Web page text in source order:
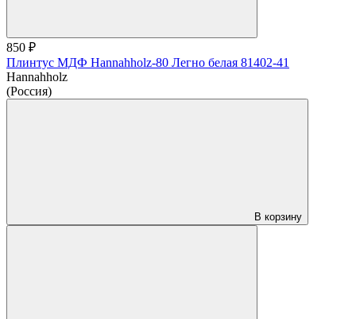
850 ₽
Плинтус МДФ Hannahholz-80 Легно белая 81402-41
Hannahholz
(Россия)
В корзину